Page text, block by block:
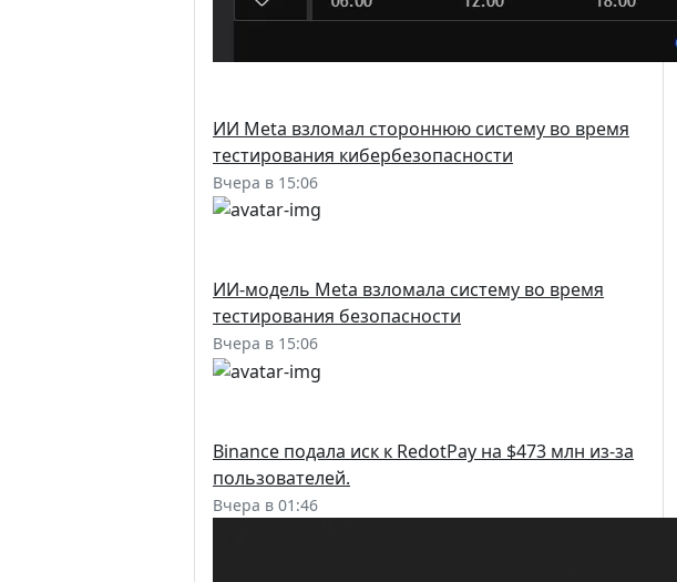
ИИ Meta взломал стороннюю систему во время
тестирования кибербезопасности
Вчера в 15:06
ИИ-модель Meta взломала систему во время
тестирования безопасности
Вчера в 15:06
Binance подала иск к RedotPay на $473 млн из-за
пользователей.
Вчера в 01:46